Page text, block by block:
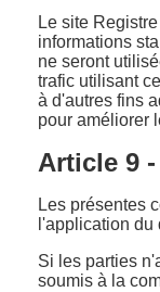
Le site
informations
ne seront
trafic utilisant
à d'autres fins
pour améliorer
Article 9
Les présentes
l'application du
Si les parties
soumis à la